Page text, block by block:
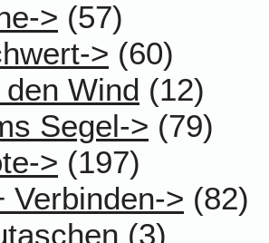
> (57)
> (60)
Wind (12)
Segel-> (79)
> (197)
Verbinden-> (82)
(3)